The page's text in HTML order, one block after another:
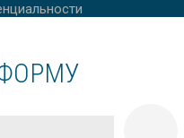
APPLIED